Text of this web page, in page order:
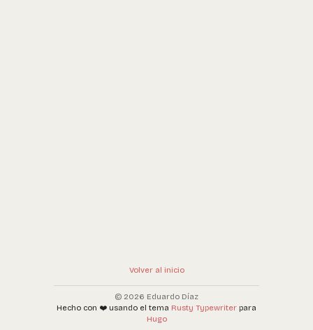
Volver al inicio
© 2026 Eduardo Díaz
Hecho con ❤️ usando el tema Rusty Typewriter para
Hugo